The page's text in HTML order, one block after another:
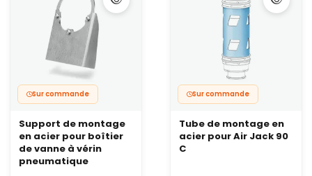
Sur commande
Support de montage
en acier pour boîtier
de vanne à vérin
pneumatique
Sur commande
Tube de montage en
acier pour Air Jack 90
C